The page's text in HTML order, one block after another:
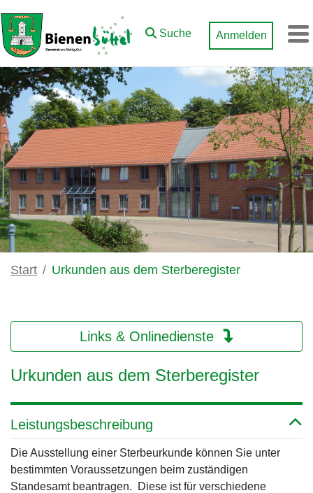
Zum Hauptinhalt springen
Suche
Anmelden
Start Urkunden aus dem Sterberegister
Links & Onlinedienste
Urkunden aus dem Sterberegister
Leistungsbeschreibung
Die Ausstellung einer Sterbeurkunde können Sie unter
bestimmten Voraussetzungen beim zuständigen
Standesamt beantragen. Diese ist für verschiedene